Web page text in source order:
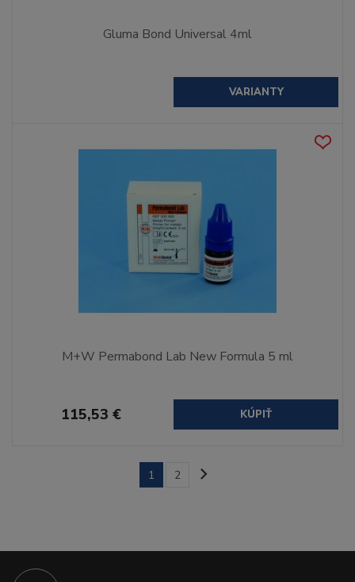
Gluma Bond Universal 4ml
VARIANTY
M+W Permabond Lab New Formula 5 ml
115,53 € KÚPIŤ
1 2